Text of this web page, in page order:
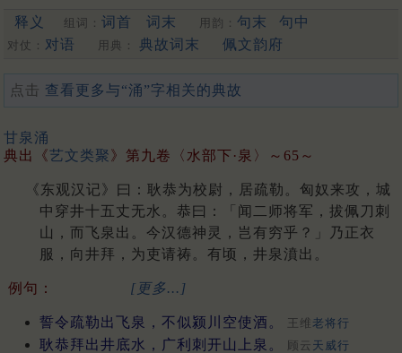
释义 组词： 词首 词末 用韵： 句末 句中
对仗： 对语 用典： 典故词末 佩文韵府
点击 查看更多与“涌”字相关的典故
甘泉涌
典出《艺文类聚》第九卷〈水部下·泉〉～65～
《东观汉记》曰：耿恭为校尉，居疏勒。匈奴来攻，城
中穿井十五丈无水。恭曰：「闻二师将军，拔佩刀刺
山，而飞泉出。今汉德神灵，岂有穷乎？」乃正衣
服，向井拜，为吏请祷。有顷，井泉濆出。
例句： [更多...]
誓令疏勒出飞泉，不似颍川空使酒。 王维 老将行
耿恭拜出井底水，广利刺开山上泉。 顾云 天威行